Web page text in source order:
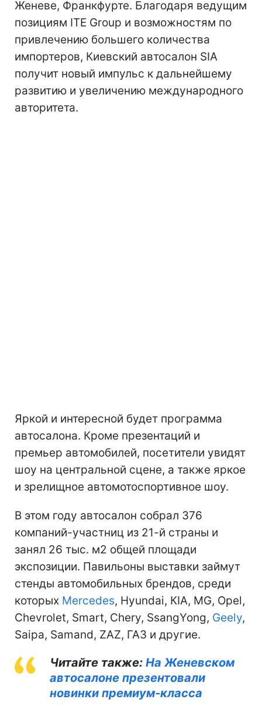
Женеве, Франкфурте. Благодаря ведущим
позициям ITE Group и возможностям по
привлечению большего количества
импортеров, Киевский автосалон SIA
получит новый импульс к дальнейшему
развитию и увеличению международного
авторитета.
Яркой и интересной будет программа
автосалона. Кроме презентаций и
премьер автомобилей, посетители увидят
шоу на центральной сцене, а также яркое
и зрелищное автомотоспортивное шоу.
В этом году автосалон собрал 376
компаний-участниц из 21-й страны и
занял 26 тыс. м2 общей площади
экспозиции. Павильоны выставки займут
стенды автомобильных брендов, среди
которых Mercedes, Hyundai, КІА, MG, Оpel,
Chevrolet, Smart, Chery, SsangYong, Geely,
Saipa, Samand, ZAZ, ГАЗ и другие.
Читайте также: На Женевском
автосалоне презентовали
новинки премиум-класса